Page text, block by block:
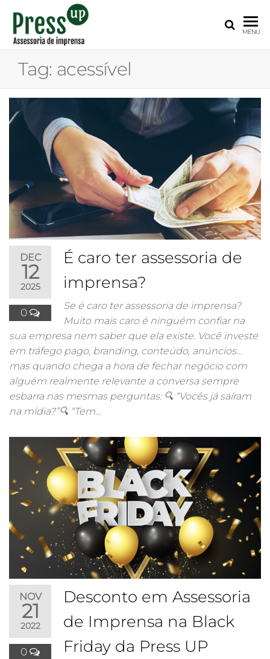
UP
para
Pequenas
Empresas
MENU
Tag: acessível
DEC
12
2025
0
É caro ter assessoria de
imprensa?
Se é caro ter assessoria de imprensa?
Muito mais caro é ninguém confiar na
sua empresa nem saber que ela existe. Você investe
em tráfego pago, branding, conteúdo, anúncios…
mas quando chega a hora de fechar negócio com
alguém realmente relevante a conversa sempre
esbarra nas mesmas perguntas: 🔍 “Vocês já saíram
na mídia?”🔍 “Tem…
NOV
21
2022
0
Desconto em Assessoria
de Imprensa na Black
Friday da Press UP